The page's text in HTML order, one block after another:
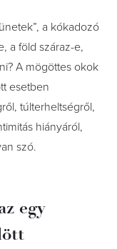
a kókadozó
a föld száraz-e,
A mögöttes okok
esetben
túlterheltségről,
hiányáról,
szó.
egy